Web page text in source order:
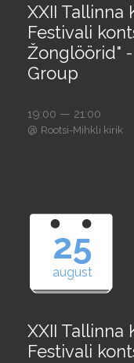
XXII Tallinna
Festivali
Žonglöörid"
Group
19:00 — 21:00
@ Rootsi-Mihkli kirik
25
august
XXII Tallinna
Festivali